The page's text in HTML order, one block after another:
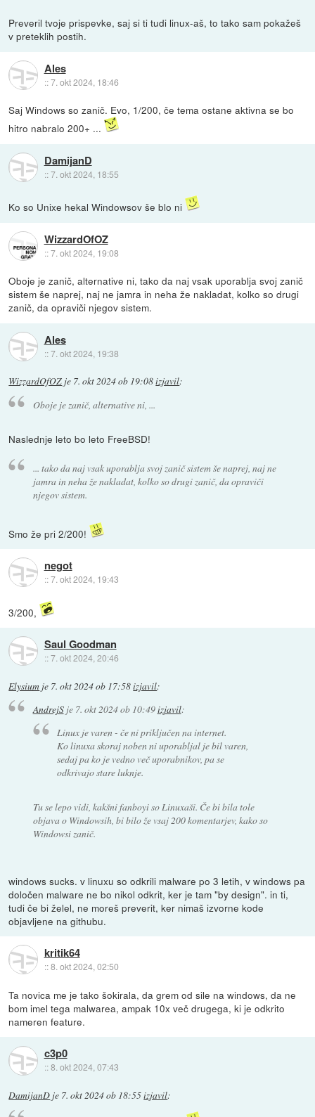
Preveril tvoje prispevke, saj si ti tudi linux-aš, to tako sam pokažeš
v preteklih postih.
Ales
::7. okt 2024, 18:46
Saj Windows so zanič. Evo, 1/200, če tema ostane aktivna se bo
hitro nabralo 200+ ...
DamijanD
::7. okt 2024, 18:55
Ko so Unixe hekal Windowsov še blo ni
WizzardOfOZ
::7. okt 2024, 19:08
Oboje je zanič, alternative ni, tako da naj vsak uporablja svoj zanič
sistem še naprej, naj ne jamra in neha že nakladat, kolko so drugi
zanič, da opraviči njegov sistem.
Ales
::7. okt 2024, 19:38
WizzardOfOZ je 7. okt 2024 ob 19:08izjavil:
Oboje je zanič, alternative ni, ...
Naslednje leto bo leto FreeBSD!
... tako da naj vsak uporablja svoj zanič sistem še naprej, naj ne
jamra in neha že nakladat, kolko so drugi zanič, da opraviči
njegov sistem.
Smo že pri 2/200!
negot
::7. okt 2024, 19:43
3/200,
Saul Goodman
::7. okt 2024, 20:46
Elysium je 7. okt 2024 ob 17:58izjavil:
AndrejSje 7. okt 2024 ob 10:49izjavil:
Linux je varen - če ni priključen na internet.
Ko linuxa skoraj noben ni uporabljal je bil varen,
sedaj pa ko je vedno več uporabnikov, pa se
odkrivajo stare luknje.
Tu se lepo vidi, kakšni fanboyi so Linuxaši. Če bi bila tole
objava o Windowsih, bi bilo že vsaj 200 komentarjev, kako so
Windowsi zanič.
windows sucks. v linuxu so odkrili malware po 3 letih, v windows pa
določen malware ne bo nikol odkrit, ker je tam "by design". in ti,
tudi če bi želel, ne moreš preverit, ker nimaš izvorne kode
objavljene na githubu.
kritik64
::8. okt 2024, 02:50
Ta novica me je tako šokirala, da grem od sile na windows, da ne
bom imel tega malwarea, ampak 10x več drugega, ki je odkrito
nameren feature.
c3p0
::8. okt 2024, 07:43
DamijanD je 7. okt 2024 ob 18:55izjavil: